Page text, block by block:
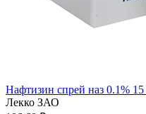
Нафтизин спрей наз 0.1% 15
Лекко ЗАО